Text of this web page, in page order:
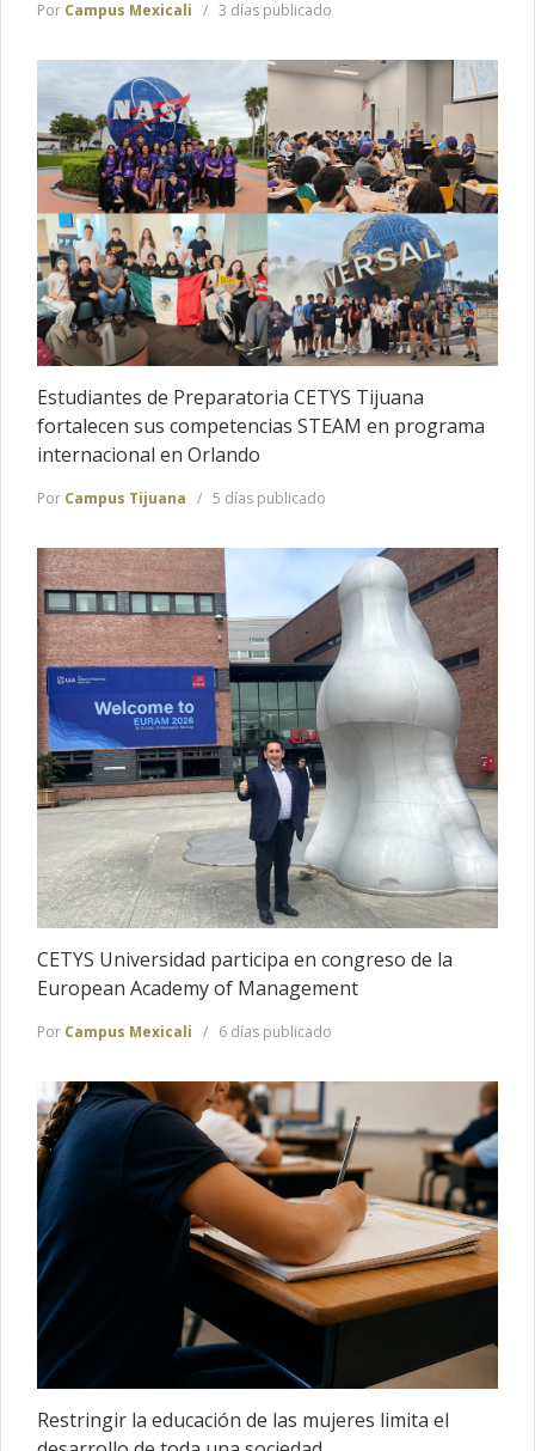
Por Campus Mexicali 3 días publicado
Estudiantes de Preparatoria CETYS Tijuana
fortalecen sus competencias STEAM en programa
internacional en Orlando
Por Campus Tijuana 5 días publicado
CETYS Universidad participa en congreso de la
European Academy of Management
Por Campus Mexicali 6 días publicado
Restringir la educación de las mujeres limita el